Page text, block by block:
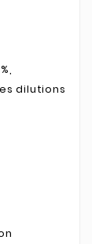
dilutions